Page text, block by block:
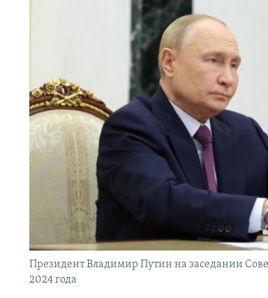
Президент Владимир Путин на заседании
2024 года